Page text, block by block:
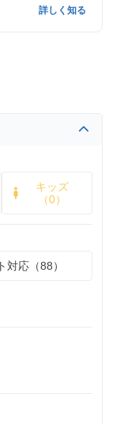
詳しく知る
キッズ
（0）
対応（88）